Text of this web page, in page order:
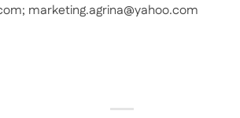
marketing.agrina@yahoo.com